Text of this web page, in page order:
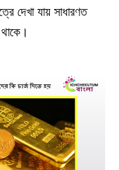
দেখা যায় সাধারণত